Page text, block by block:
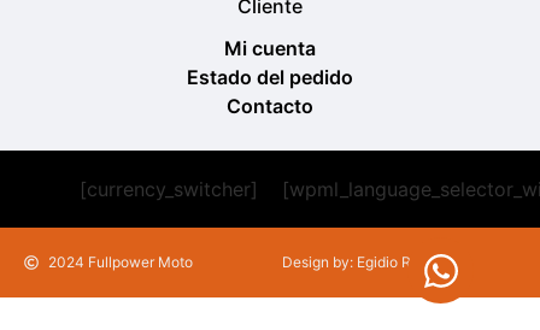
Cliente
Mi cuenta
Estado del pedido
Contacto
[currency_switcher]
2024 Fullpower Moto Design by: Egidio Romeu